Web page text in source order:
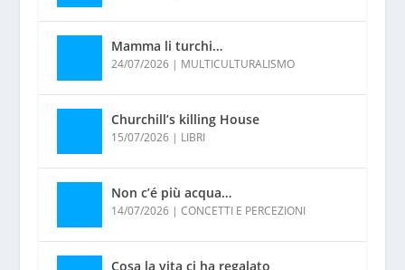
Mamma li turchi…
24/07/2026| MULTICULTURALISMO
Churchill’s killing House
15/07/2026| LIBRI
Non c’é più acqua…
14/07/2026| CONCETTI E PERCEZIONI
Cosa la vita ci ha regalato